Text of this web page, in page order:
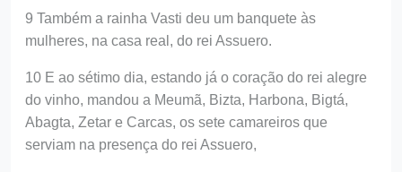
9 Também a rainha Vasti deu um banquete às
mulheres, na casa real, do rei Assuero.
10 E ao sétimo dia, estando já o coração do rei alegre
do vinho, mandou a Meumã, Bizta, Harbona, Bigtá,
Abagta, Zetar e Carcas, os sete camareiros que
serviam na presença do rei Assuero,